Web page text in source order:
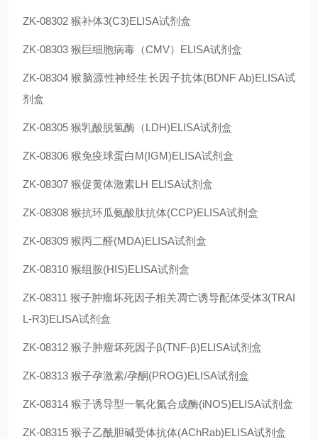
ZK-08302 猴补体3(C3)ELISA试剂盒
ZK-08303 猴巨细胞病毒（CMV）ELISA试剂盒
ZK-08304 猴脑源性神经生长因子抗体(BDNF Ab)ELISA试
剂盒
ZK-08305 猴乳酸脱氢酶（LDH)ELISA试剂盒
ZK-08306 猴免疫球蛋白M(IGM)ELISA试剂盒
ZK-08307 猴促黄体激素LH ELISA试剂盒
ZK-08308 猴抗环瓜氨酸肽抗体(CCP)ELISA试剂盒
ZK-08309 猴丙二醛(MDA)ELISA试剂盒
ZK-08310 猴组胺(HIS)ELISA试剂盒
ZK-08311 猴子肿瘤坏死因子相关凋亡诱导配体受体3(TRAI
L-R3)ELISA试剂盒
ZK-08312 猴子肿瘤坏死因子β(TNF-β)ELISA试剂盒
ZK-08313 猴子孕激素/孕酮(PROG)ELISA试剂盒
ZK-08314 猴子诱导型一氧化氮合成酶(iNOS)ELISA试剂盒
ZK-08315 猴子乙酰胆碱受体抗体(AChRab)ELISA试剂盒